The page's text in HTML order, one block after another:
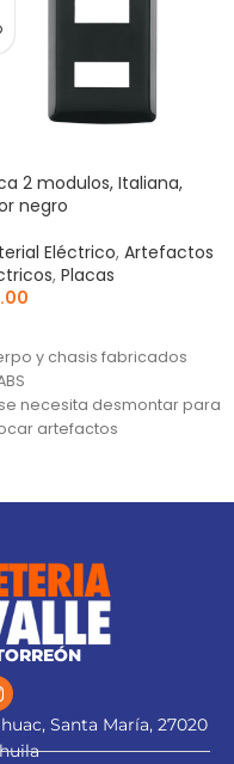
2 modulos, Italiana,
negro
Eléctrico, Artefactos
, Placas
y chasis fabricados
necesita desmontar para
artefactos
y otorgarles un
Santa María, 27020